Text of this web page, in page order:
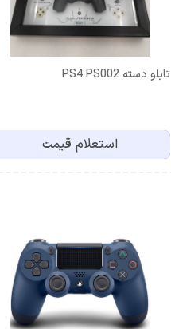
تابلو دسته PS4 PS002
استعلام قیمت